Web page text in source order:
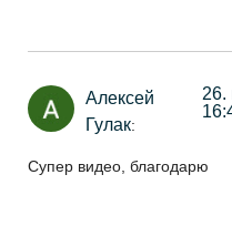
Алексей
Гулак:
26.
Супер видео, благодарю